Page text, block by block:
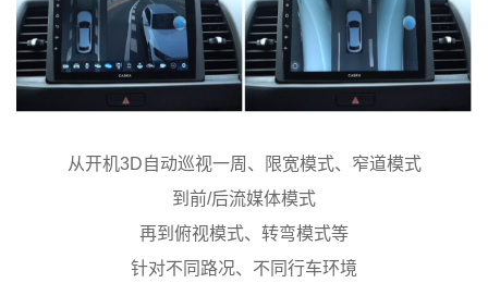
从开机3D自动巡视一周、限宽模式、窄道模式
到前/后流媒体模式
再到俯视模式、转弯模式等
针对不同路况、不同行车环境